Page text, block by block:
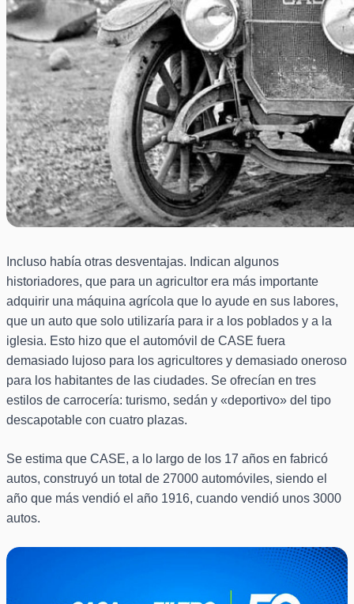
Incluso había otras desventajas. Indican algunos
historiadores, que para un agricultor era más importante
adquirir una máquina agrícola que lo ayude en sus labores,
que un auto que solo utilizaría para ir a los poblados y a la
iglesia. Esto hizo que el automóvil de CASE fuera
demasiado lujoso para los agricultores y demasiado oneroso
para los habitantes de las ciudades. Se ofrecían en tres
estilos de carrocería: turismo, sedán y «deportivo» del tipo
descapotable con cuatro plazas.
Se estima que CASE, a lo largo de los 17 años en fabricó
autos, construyó un total de 27000 automóviles, siendo el
año que más vendió el año 1916, cuando vendió unos 3000
autos.